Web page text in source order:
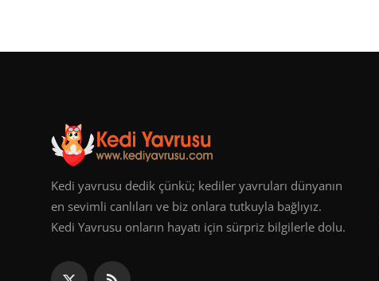
Kedi yavrusu dedik çünkü; kediler yavruları dünyanın
en sevimli canlıları ve biz onlara tutkuyla bağlıyız.
Kedi Yavrusu onların hayatı için sürpriz bilgilerle dolu.